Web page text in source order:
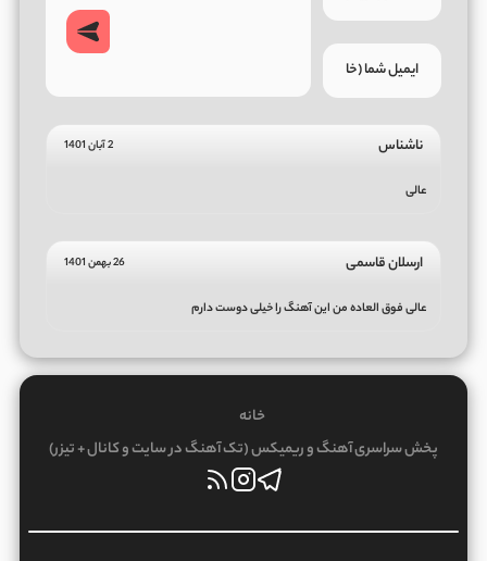
ناشناس 2 آبان 1401
عالی
ارسلان قاسمی 26 بهمن 1401
عالی فوق العاده من این آهنگ را خیلی دوست دارم
خانه
پخش سراسری آهنگ و ریمیکس (تک آهنگ در سایت و کانال + تیزر)